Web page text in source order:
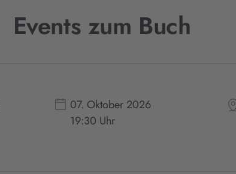
Events zum Buch
07. Oktober 2026
19:30 Uhr